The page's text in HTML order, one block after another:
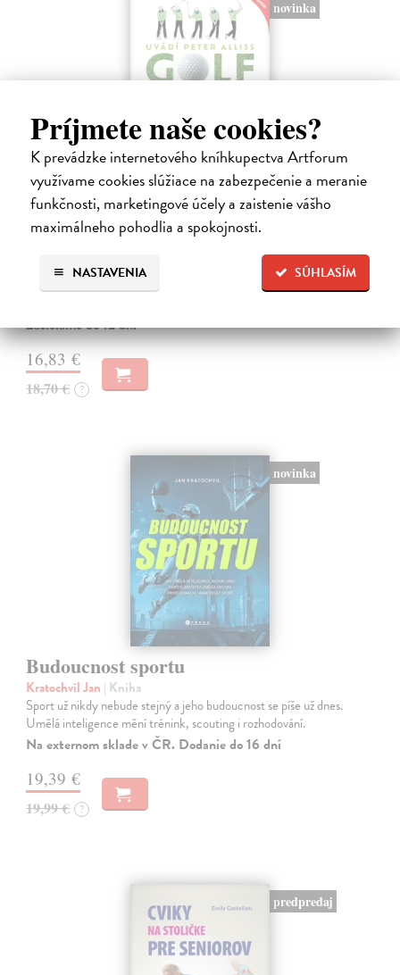
Príjmete naše cookies?
K prevádzke internetového kníhkupectva Artforum
využívame cookies slúžiace na zabezpečenie a meranie
funkčnosti, marketingové účely a zaistenie vášho
maximálneho pohodlia a spokojnosti.
SÚHLASÍM
NASTAVENIA
novinka
Golf. Dokonalý průvodce hrou
Saundersová Vivien| Kniha
Chcete si golf ještě více užít, zdokonalit svou techniku a v konečném
důsledku snížit počet ran na skóre? Tato komplexní a přehledná
příručka Golf: dokonalý průvodce hrou nabízí zásadní tipy a strategie,
Zasielame do 12 dní
16,83 €
18,70 € ?
novinka
Budoucnost sportu
Kratochvíl Jan | Kniha
Sport už nikdy nebude stejný a jeho budoucnost se píše už dnes.
Umělá inteligence mění trénink, scouting i rozhodování.
Na externom sklade v ČR. Dodanie do 16 dní
19,39 €
19,99 € ?
predpredaj